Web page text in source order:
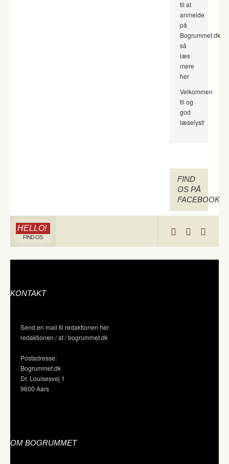
til at
anmelde
på
Bogrummet.dk
så
læs
mere
her
Velkommen
til og
god
læselyst!
FIND
OS PÅ
FACEBOOK
HELLO!
FIND OS
KONTAKT
Send en mail til redaktionen her
redaktionen / at / bogrummet.dk
Postadresse:
Bogrummet.dk
Dr. Louisesvej 1
9600 Aars
OM BOGRUMMET